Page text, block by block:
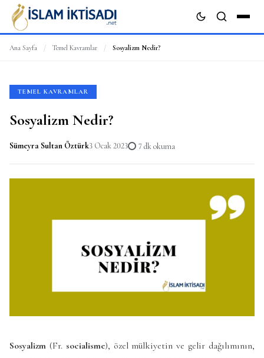
Ana Sayfa / Temel Kavramlar / Sosyalizm Nedir?
TEMEL KAVRAMLAR
Sosyalizm Nedir?
Sümeyra Sultan Öztürk3 Ocak 2023 7 dk okuma
Sosyalizm (Fr. socialisme), özel mülkiyetin ve gelir dağılımının,